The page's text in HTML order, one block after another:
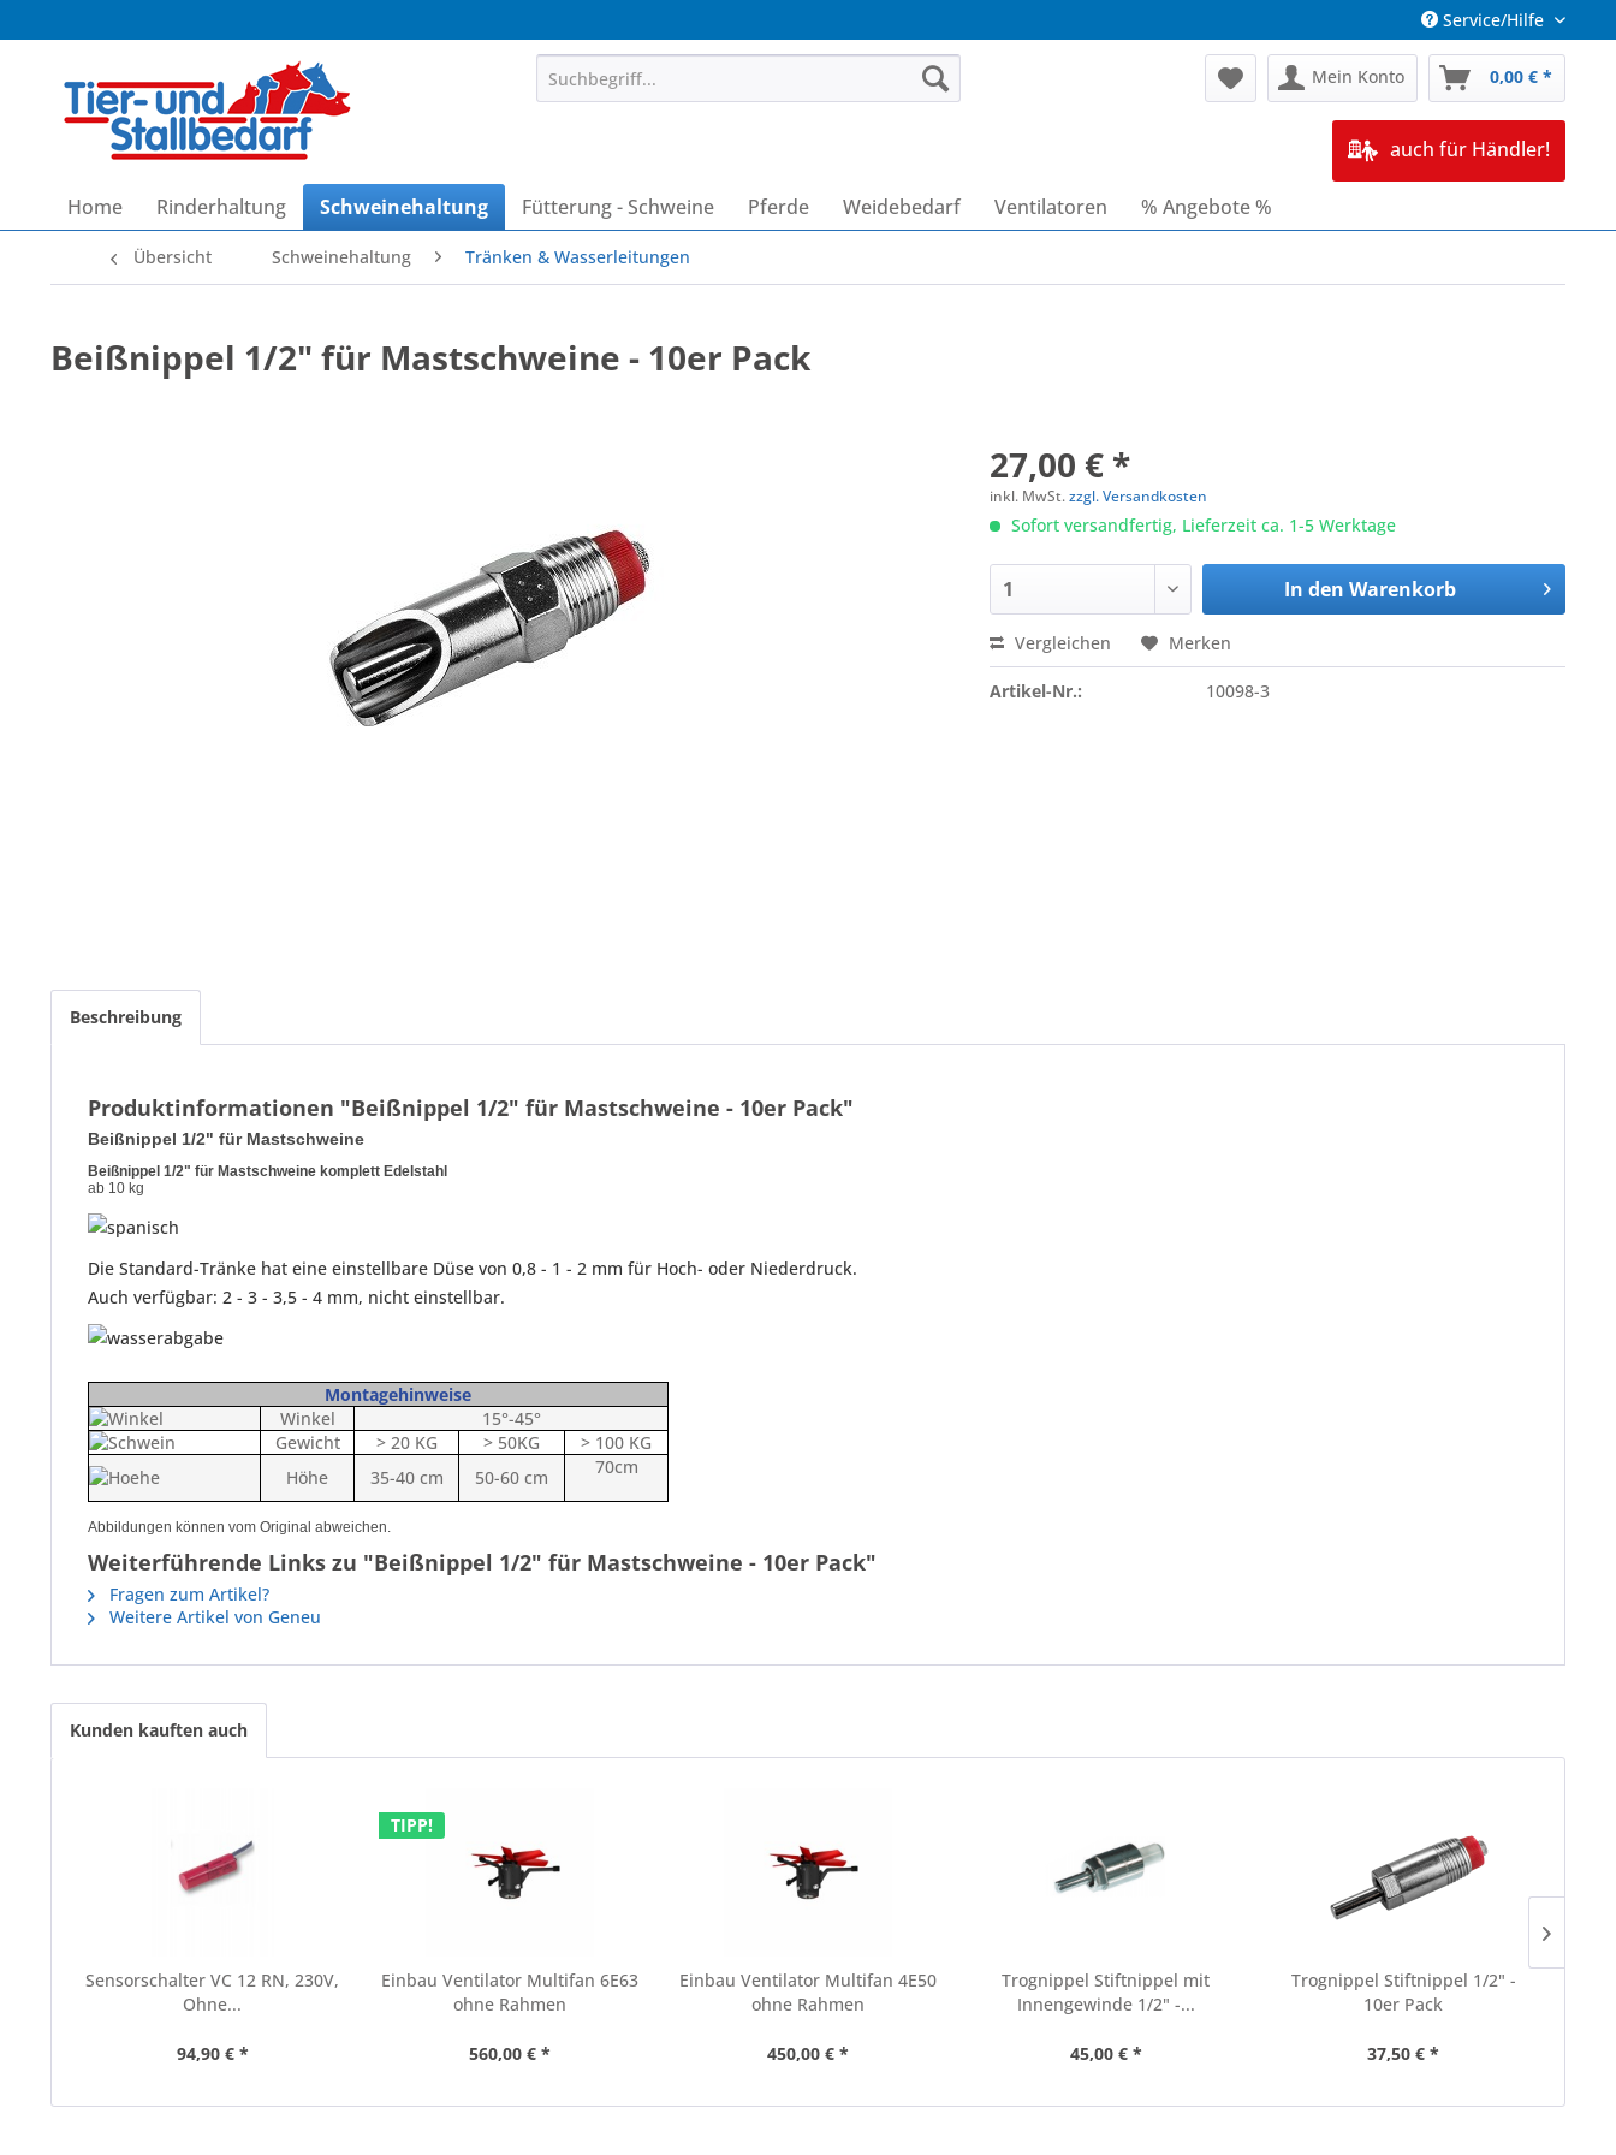
Service/Hilfe
Mein Konto 0,00 € *
auch für Händler!
Home Rinderhaltung Schweinehaltung Fütterung - Schweine Pferde Weidebedarf Ventilatoren % Angebote %
Übersicht Schweinehaltung Tränken & Wasserleitungen
Beißnippel 1/2" für Mastschweine - 10er Pack
27,00 € *
inkl. MwSt.zzgl. Versandkosten
Sofort versandfertig, Lieferzeit ca. 1-5 Werktage
In den Warenkorb
Vergleichen Merken
Artikel-Nr.: 10098-3
Beschreibung
Produktinformationen "Beißnippel 1/2" für Mastschweine - 10er Pack"
Beißnippel 1/2" für Mastschweine
Beißnippel 1/2" für Mastschweine komplett Edelstahl
ab 10 kg
Die Standard-Tränke hat eine einstellbare Düse von 0,8 - 1 - 2 mm für Hoch- oder Niederdruck.
Auch verfügbar: 2 - 3 - 3,5 - 4 mm, nicht einstellbar.
Montagehinweise
Winkel
15°-45°
Gewicht
> 20 KG > 50KG
> 100 KG
Höhe
35-40 cm 50-60 cm 70cm
Abbildungen können vom Original abweichen.
Weiterführende Links zu "Beißnippel 1/2" für Mastschweine - 10er Pack"
Fragen zum Artikel?
Weitere Artikel von Geneu
Kunden kauften auch
Sensorschalter VC 12 RN, 230V,
Ohne...
94,90 € *
TIPP!
Einbau Ventilator Multifan 6E63
ohne Rahmen
560,00 € *
Einbau Ventilator Multifan 4E50
ohne Rahmen
450,00 € *
Trognippel Stiftnippel mit
Innengewinde 1/2" -...
45,00 € *
Trognippel Stiftnippel 1/2" -
10er Pack
37,50 € *